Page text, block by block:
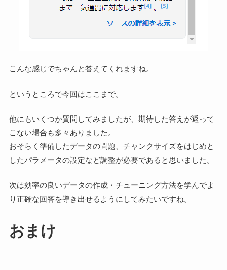
こんな感じでちゃんと答えてくれますね。
というところで今回はここまで。
他にもいくつか質問してみましたが、期待した答えが返って
こない場合も多々ありました。
おそらく準備したデータの問題、チャンクサイズをはじめと
したパラメータの設定など調整が必要であると思いました。
次は効率の良いデータの作成・チューニング方法を学んでよ
り正確な回答を導き出せるようにしてみたいですね。
おまけ